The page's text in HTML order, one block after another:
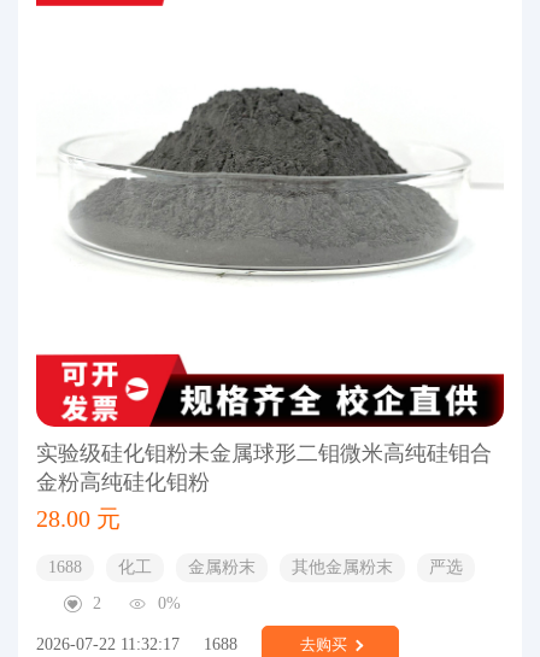
实验级硅化钼粉未金属球形二钼微米高纯硅钼合
金粉高纯硅化钼粉
28.00 元
1688 化工 金属粉末 其他金属粉末
严选
2
0%
2026-07-22 11:32:17 1688 去购买